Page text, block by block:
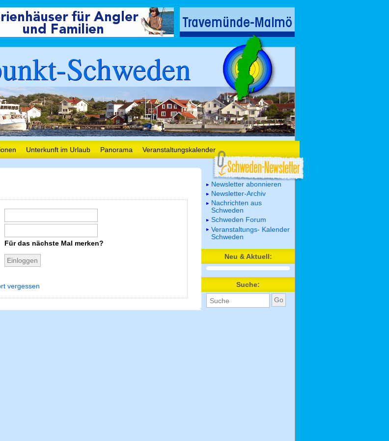
Schweden
Unterkunft im Urlaub Panorama Veranstaltungskalender
Für das nächste Mal merken?
vergessen
Newsletter abonnieren
Newsletter-Archiv
Nachrichten aus
Schweden
Schweden Forum
Veranstaltungs- Kalender
Schweden
Neu & Aktuell:
Suche: